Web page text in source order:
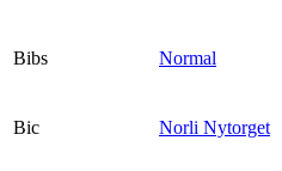
Bibs Normal
Bic Norli Nytorget